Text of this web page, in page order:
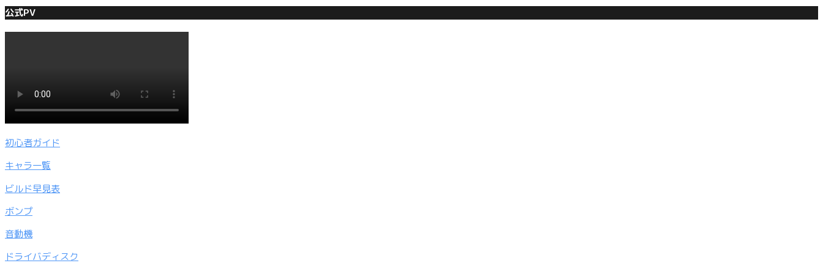
公式PV
初心者ガイド
キャラ一覧
ビルド早見表
ボンプ
音動機
ドライバディスク